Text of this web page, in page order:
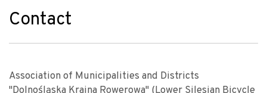
Contact
Association of Municipalities and Districts
"Dolnośląska Kraina Rowerowa" (Lower Silesian Bicycle